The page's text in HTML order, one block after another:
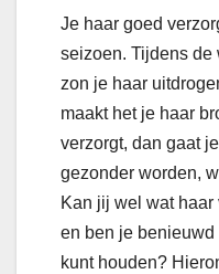
Je haar goed
seizoen. Tijdens de
zon je haar
maakt het je haar
verzorgt, dan gaat
gezonder worden,
Kan jij wel wat
en ben je
kunt houden?